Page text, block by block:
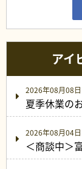
アイ
2026年08月08日
夏季休業の
2026年08月04日
＜商談中＞